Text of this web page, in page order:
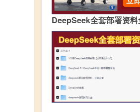
DeepSeek全套部署资